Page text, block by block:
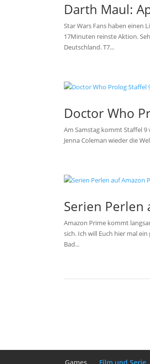
Darth Maul:
Star Wars Fans haben einen
17Minuten reinste Aktion.
Deutschland. T7...
Doctor Who
Am Samstag kommt Staffel
Jenna Coleman wieder die
Serien Perlen
Amazon Prime kommt
sich. Ich will Euch hier mal
Bad...
Games Film und Serie